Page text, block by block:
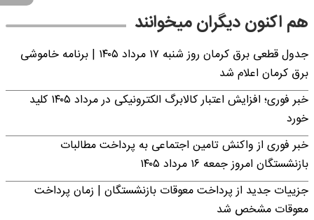
هم اکنون دیگران میخوانند
جدول قطعی برق کرمان روز شنبه ۱۷ مرداد ۱۴۰۵ | برنامه خاموشی
برق کرمان اعلام شد
خبر فوری؛ افزایش اعتبار کالابرگ الکترونیکی در مرداد ۱۴۰۵ کلید
خورد
خبر فوری از واکنش تامین اجتماعی به پرداخت مطالبات
بازنشستگان امروز جمعه ۱۶ مرداد ۱۴۰۵
جزییات جدید از پرداخت معوقات بازنشستگان | زمان پرداخت
معوقات مشخص شد